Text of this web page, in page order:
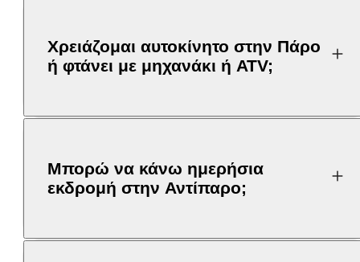
Χρειάζομαι αυτοκίνητο στην Πάρο
ή φτάνει με μηχανάκι ή ATV;
Μπορώ να κάνω ημερήσια
εκδρομή στην Αντίπαρο;